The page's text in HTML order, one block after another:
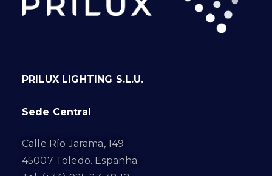
PRILUX LIGHTING S.L.U.
Sede Central
Calle Río Jarama, 149
45007 Toledo. Espanha